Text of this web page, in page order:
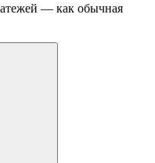
— как обычная